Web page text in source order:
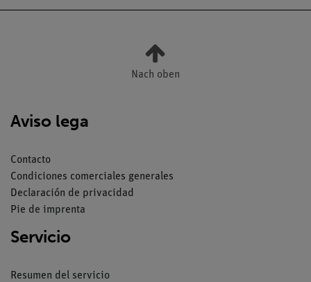
Nach oben
Aviso lega
Contacto
Condiciones comerciales generales
Declaración de privacidad
Pie de imprenta
Servicio
Resumen del servicio